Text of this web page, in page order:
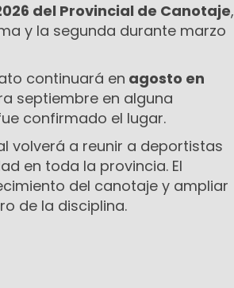
del Provincial de Canotaje,
y la segunda durante marzo
continuará en agosto en
septiembre en alguna
confirmado el lugar.
volverá a reunir a deportistas
en toda la provincia. El
del canotaje y ampliar
de la disciplina.